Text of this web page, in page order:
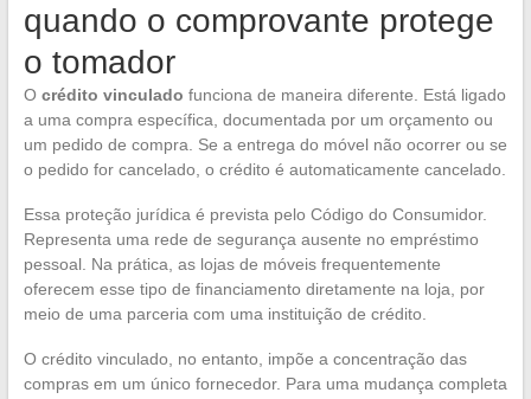
quando o comprovante protege
o tomador
O crédito vinculado funciona de maneira diferente. Está ligado
a uma compra específica, documentada por um orçamento ou
um pedido de compra. Se a entrega do móvel não ocorrer ou se
o pedido for cancelado, o crédito é automaticamente cancelado.
Essa proteção jurídica é prevista pelo Código do Consumidor.
Representa uma rede de segurança ausente no empréstimo
pessoal. Na prática, as lojas de móveis frequentemente
oferecem esse tipo de financiamento diretamente na loja, por
meio de uma parceria com uma instituição de crédito.
O crédito vinculado, no entanto, impõe a concentração das
compras em um único fornecedor. Para uma mudança completa